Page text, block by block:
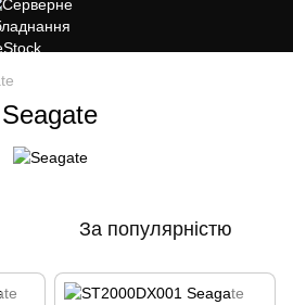
За популярністю